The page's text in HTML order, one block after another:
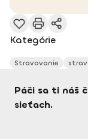
Kategórie
Stravovanie
Páči sa ti náš
sieťach.